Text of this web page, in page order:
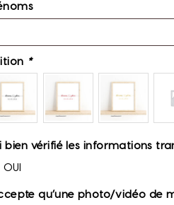
*
bien vérifié les informations
OUI
qu’une photo/vidéo de